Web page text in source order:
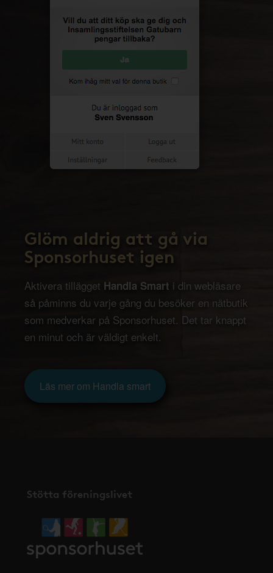
Glöm aldrig att gå via
Sponsorhuset igen
Aktivera tillägget Handla Smart i din webläsare
så påminns du varje gång du besöker en nätbutik
som medverkar på Sponsorhuset. Det tar knappt
en minut och är väldigt enkelt.
Läs mer om Handla smart
Stötta föreningslivet